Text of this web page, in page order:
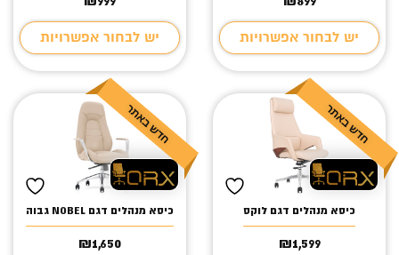
יש לבחור אפשרויות יש לבחור אפשרויות
כיסא מנהלים דגם לוקס
₪1,599
כיסא מנהלים דגם NOBEL גבוה
₪1,650